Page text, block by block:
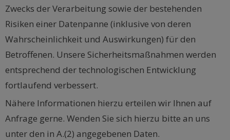
Zwecks der Verarbeitung sowie der bestehenden
Risiken einer Datenpanne (inklusive von deren
Wahrscheinlichkeit und Auswirkungen) für den
Betroffenen. Unsere Sicherheitsmaßnahmen werden
entsprechend der technologischen Entwicklung
fortlaufend verbessert.
Nähere Informationen hierzu erteilen wir Ihnen auf
Anfrage gerne. Wenden Sie sich hierzu bitte an uns
unter den in A.(2) angegebenen Daten.